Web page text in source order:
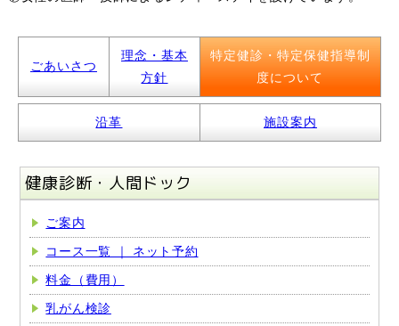
ごあいさつ
理念・基本
方針
特定健診・特定保健指導制
度について
沿革 施設案内
健康診断・人間ドック
ご案内
コース一覧 ｜ ネット予約
料金（費用）
乳がん検診